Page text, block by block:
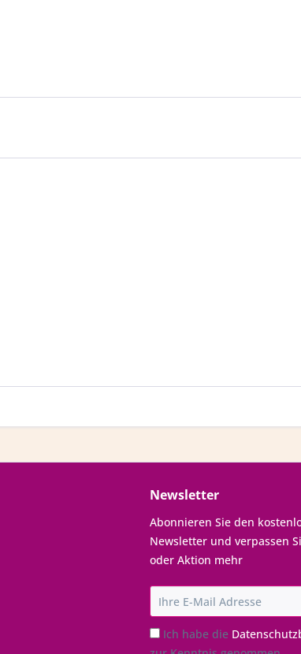
Newsletter
Abonnieren Sie den
Newsletter und verpassen
oder Aktion mehr
Ich habe die